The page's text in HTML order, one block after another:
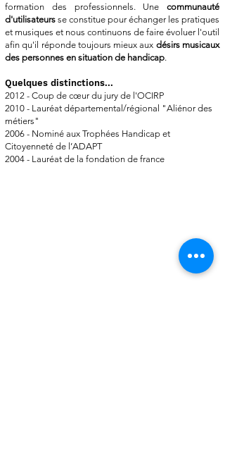
formation des professionnels. Une communauté
d'utilisateurs se constitue pour échanger les pratiques
et musiques et nous continuons de faire évoluer l'outil
afin qu'il réponde toujours mieux aux désirs musicaux
des personnes en situation de handicap.
Quelques distinctions...
2012 - Coup de cœur du jury de l'OCIRP
2010 - Lauréat départemental/régional "Aliénor des
métiers"
2006 - Nominé aux Trophées Handicap et
Citoyenneté de l’ADAPT
2004 - Lauréat de la fondation de france